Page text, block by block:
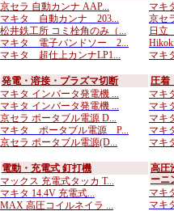
京セラ 自動カンナ AAP...
マキタ 自動カンナ 203...
松井鉄工所 コミ栓角のみ（...
マキタ 電子バンドソー 2...
マキタ 超仕上カンナLP1...
マキ
京セ
日
マキ
発電・溶接・プラズマ切断
マキタ インバータ発電機 ...
マキタ インバータ発電機 ...
京セラ ポータブル電源 D...
マキタ ポータブル電源 P...
京セラ ポータブル電源(D...
圧着
マキ
マキ
マキ
マキ
マキ
電動・充電式 釘打機
マックス 充電式タッカ T...
マキタ 14.4V 充電式...
MAX 高圧コイルネイラ ...
高圧
ーニ
マキ
マキ